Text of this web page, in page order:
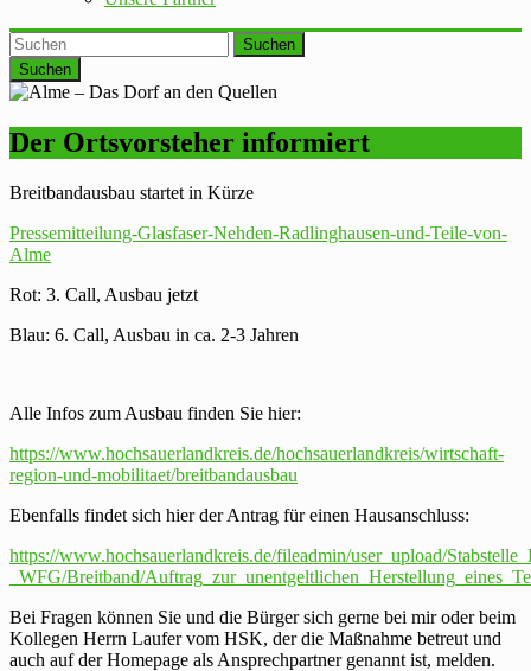
Suchen
Der Ortsvorsteher informiert
Breitbandausbau startet in Kürze
Pressemitteilung-Glasfaser-Nehden-Radlinghausen-und-Teile-von-
Alme
Rot: 3. Call, Ausbau jetzt
Blau: 6. Call, Ausbau in ca. 2-3 Jahren
Alle Infos zum Ausbau finden Sie hier:
https://www.hochsauerlandkreis.de/hochsauerlandkreis/wirtschaft-
region-und-mobilitaet/breitbandausbau
Ebenfalls findet sich hier der Antrag für einen Hausanschluss:
https://www.hochsauerlandkreis.de/fileadmin/user_upload/
_WFG/Breitband/
Bei Fragen können Sie und die Bürger sich gerne bei mir oder beim
Kollegen Herrn Laufer vom HSK, der die Maßnahme betreut und
auch auf der Homepage als Ansprechpartner genannt ist, melden.